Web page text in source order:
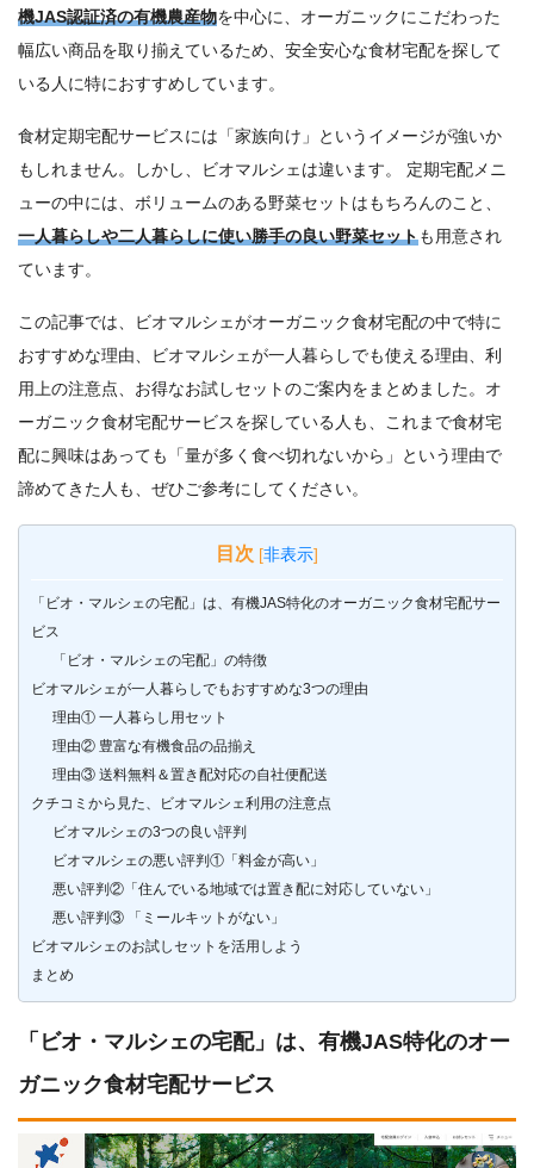
機JAS認証済の有機農産物を中心に、オーガニックにこだわった
幅広い商品を取り揃えているため、安全安心な食材宅配を探して
いる人に特におすすめしています。
食材定期宅配サービスには「家族向け」というイメージが強いか
もしれません。しかし、ビオマルシェは違います。 定期宅配メニ
ューの中には、ボリュームのある野菜セットはもちろんのこと、
一人暮らしや二人暮らしに使い勝手の良い野菜セットも用意され
ています。
この記事では、ビオマルシェがオーガニック食材宅配の中で特に
おすすめな理由、ビオマルシェが一人暮らしでも使える理由、利
用上の注意点、お得なお試しセットのご案内をまとめました。オ
ーガニック食材宅配サービスを探している人も、これまで食材宅
配に興味はあっても「量が多く食べ切れないから」という理由で
諦めてきた人も、ぜひご参考にしてください。
目次 [非表示]
「ビオ・マルシェの宅配」は、有機JAS特化のオーガニック食材宅配サー
ビス
「ビオ・マルシェの宅配」の特徴
ビオマルシェが一人暮らしでもおすすめな3つの理由
理由① 一人暮らし用セット
理由② 豊富な有機食品の品揃え
理由③ 送料無料＆置き配対応の自社便配送
クチコミから見た、ビオマルシェ利用の注意点
ビオマルシェの3つの良い評判
ビオマルシェの悪い評判①「料金が高い」
悪い評判②「住んでいる地域では置き配に対応していない」
悪い評判③ 「ミールキットがない」
ビオマルシェのお試しセットを活用しよう
まとめ
「ビオ・マルシェの宅配」は、有機JAS特化のオー
ガニック食材宅配サービス